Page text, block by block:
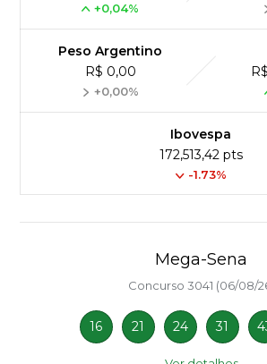
+0,04%
Peso Argentino
R$ 0,00
+0,00%
Ibovespa
172,513,42 pts
-1.73%
Mega-Sena
Concurso 3041 (06/08/
16 21 24 31